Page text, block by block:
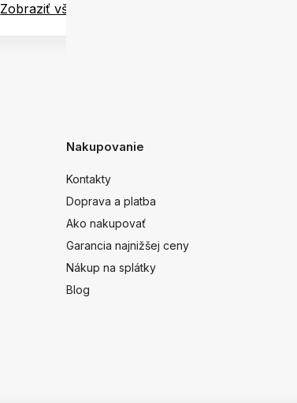
Zobraziť všetky
Nakupovanie
Kontakty
Doprava a platba
Ako nakupovať
Garancia najnižšej ceny
Nákup na splátky
Blog